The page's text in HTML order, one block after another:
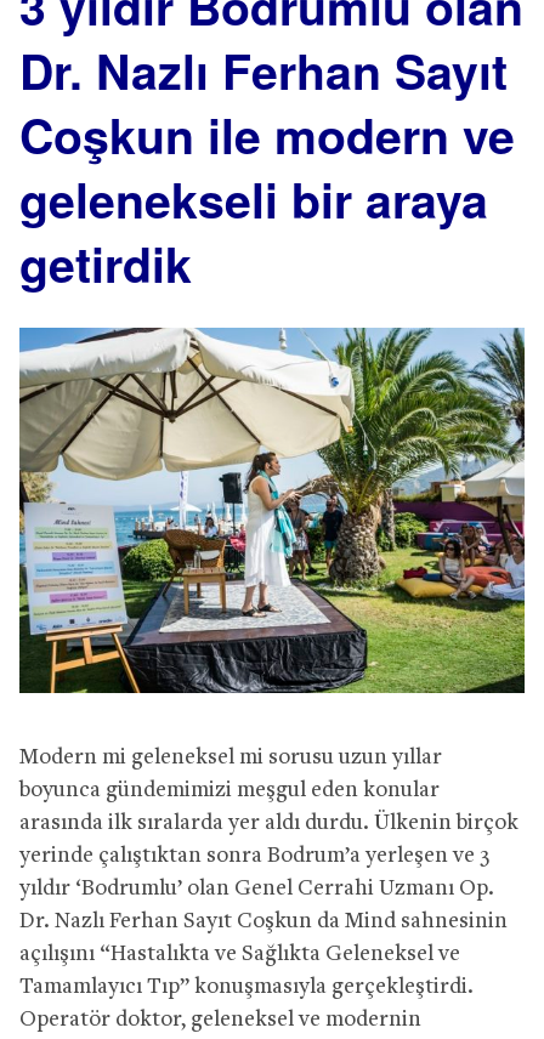
Dr. Nazlı Ferhan Sayıt
Coşkun ile modern ve
gelenekseli bir araya
getirdik
Modern mi geleneksel mi sorusu uzun yıllar
boyunca gündemimizi meşgul eden konular
arasında ilk sıralarda yer aldı durdu. Ülkenin birçok
yerinde çalıştıktan sonra Bodrum’a yerleşen ve 3
yıldır ‘Bodrumlu’ olan Genel Cerrahi Uzmanı Op.
Dr. Nazlı Ferhan Sayıt Coşkun da Mind sahnesinin
açılışını “Hastalıkta ve Sağlıkta Geleneksel ve
Tamamlayıcı Tıp” konuşmasıyla gerçekleştirdi.
Operatör doktor, geleneksel ve modernin